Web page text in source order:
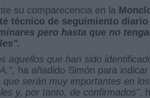
su comparecencia en la
técnico de seguimiento
pero hasta que no
aquellos que han sido
ha añadido Simón para
que serán muy importantes en
y, por tanto, de confirmados",